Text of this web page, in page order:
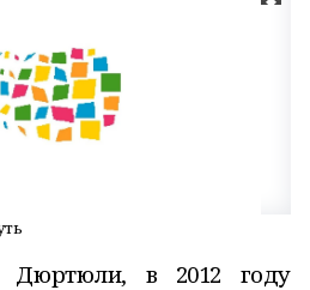
в 2012 году